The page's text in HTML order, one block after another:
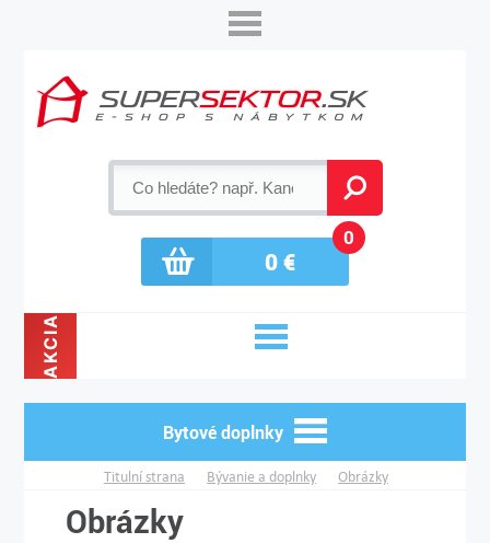
0€
0
AKCIA
Bytové doplnky
Titulní strana Bývanie a doplnky Obrázky
Obrázky